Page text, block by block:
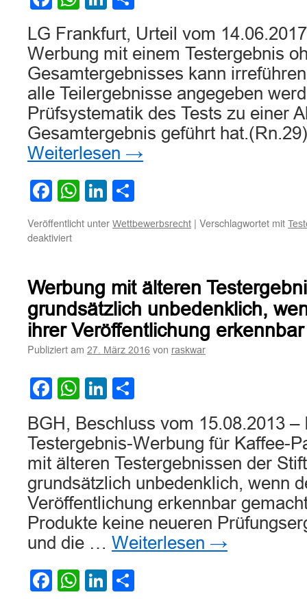
LG Frankfurt, Urteil vom
Werbung mit einem Testergebnis
Gesamtergebnisses kann
alle Teilergebnisse angegeben
Prüfsystematik des Tests zu einer
Gesamtergebnis geführt
Weiterlesen →
Facebook
WhatsApp
LinkedIn
Veröffentlicht unter Wettbewerbsrecht | Verschlagwortet mit
deaktiviertfür
Testergebnis
ohne
Angabe
des
Gesamtergebnisses
sein
Werbung mit älteren
grundsätzlich unbedenklich,
ihrer Veröffentlichung
Publiziert am 27. März 2016 von raskwar
Facebook
WhatsApp
LinkedIn
BGH, Beschluss vom 15.08.2013 –
Testergebnis-Werbung für Kaffee-
mit älteren Testergebnissen der
grundsätzlich unbedenklich, wenn
Veröffentlichung erkennbar
Produkte keine neueren
und die … Weiterlesen →
Facebook
WhatsApp
LinkedIn